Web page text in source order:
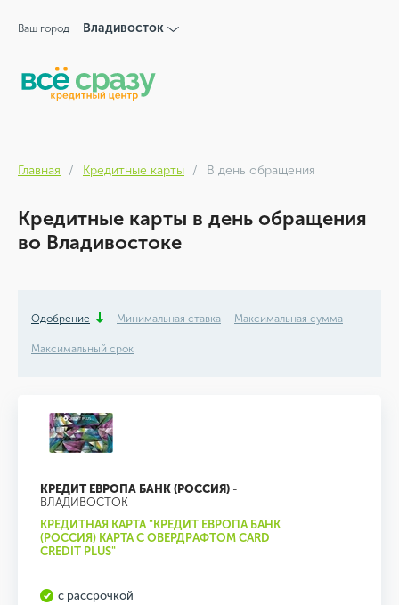
Ваш город Владивосток
Главная Кредитные карты В день обращения
Кредитные карты в день обращения
во Владивостоке
Одобрение Минимальная ставка Максимальная сумма
Максимальный срок
КРЕДИТ ЕВРОПА БАНК (РОССИЯ) -
ВЛАДИВОСТОК
КРЕДИТНАЯ КАРТА "КРЕДИТ ЕВРОПА БАНК
(РОССИЯ) КАРТА С ОВЕРДРАФТОМ CARD
CREDIT PLUS"
с рассрочкой